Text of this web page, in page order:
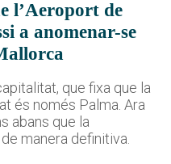
l’Aeroport de
a anomenar-se
que fixa que la
és només Palma. Ara
abans que la
manera definitiva.